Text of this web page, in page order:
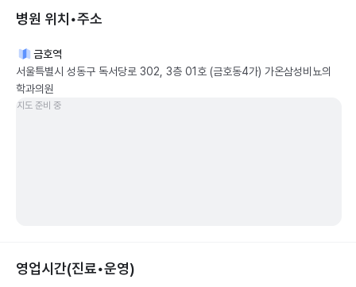
병원 위치•주소
금호역
서울특별시 성동구 독서당로 302, 3층 01호 (금호동4가) 가온삼성비뇨의
학과의원
지도 준비 중
영업시간(진료•운영)